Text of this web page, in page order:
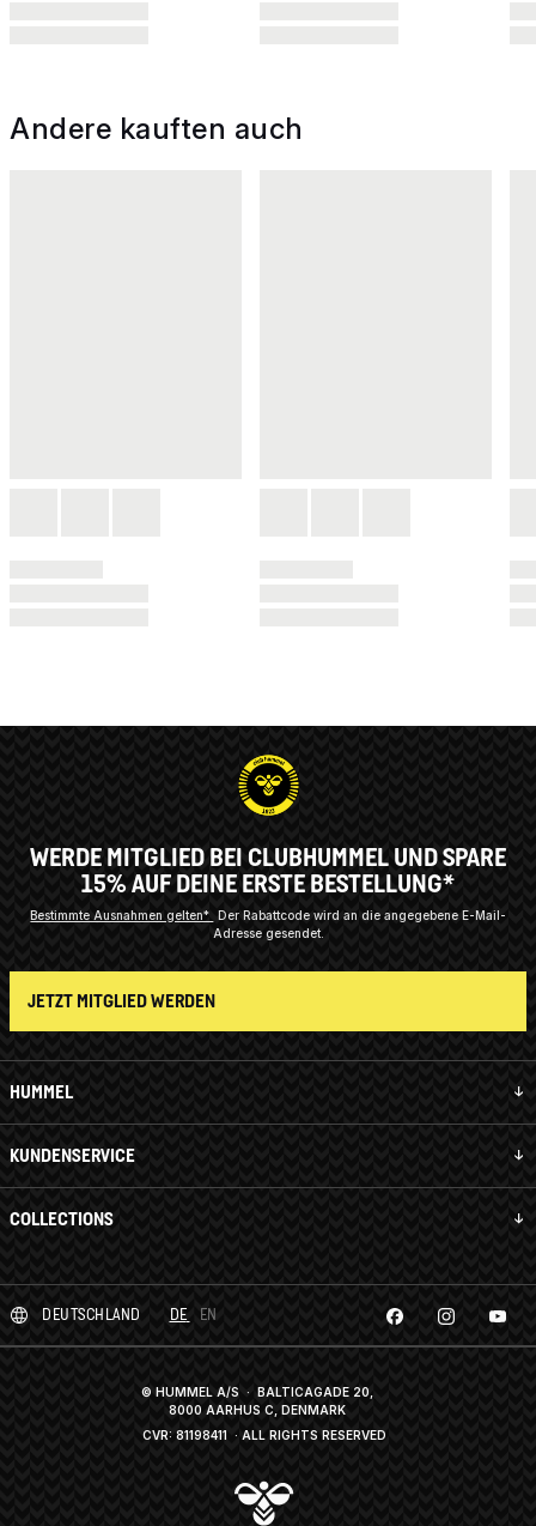
Andere kauften auch
HUMMEL
KUNDENSERVICE
COLLECTIONS
WERDE MITGLIED BEI CLUBHUMMEL UND SPARE
15% AUF DEINE ERSTE BESTELLUNG*
Bestimmte Ausnahmen gelten*
Der Rabattcode wird an die angegebene E-Mail-
Adresse gesendet.
JETZT MITGLIED WERDEN
DEUTSCHLAND DE EN
© HUMMEL A/S · BALTICAGADE 20,
8000 AARHUS C, DENMARK
CVR: 81198411 · ALL RIGHTS RESERVED